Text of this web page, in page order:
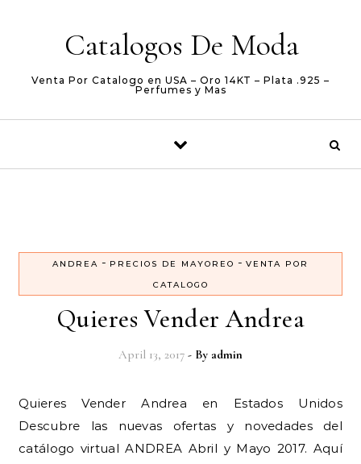
Catalogos De Moda
Venta Por Catalogo en USA – Oro 14KT – Plata .925 –
Perfumes y Mas
ANDREA - PRECIOS DE MAYOREO - VENTA POR
CATALOGO
Quieres Vender Andrea
April 13, 2017 - By admin
Quieres Vender Andrea en Estados Unidos
Descubre las nuevas ofertas y novedades del
catálogo virtual ANDREA Abril y Mayo 2017. Aquí